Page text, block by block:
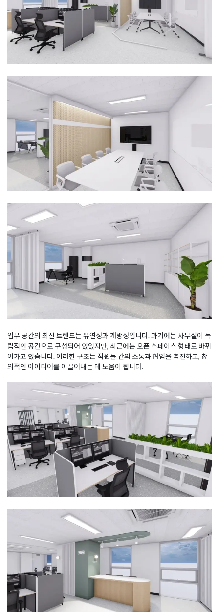
업무 공간의 최신 트렌드는 유연성과 개방성입니다. 과거에는 사무실이 독
립적인 공간으로 구성되어 있었지만, 최근에는 오픈 스페이스 형태로 바뀌
어가고 있습니다. 이러한 구조는 직원들 간의 소통과 협업을 촉진하고, 창
의적인 아이디어를 이끌어내는 데 도움이 됩니다.